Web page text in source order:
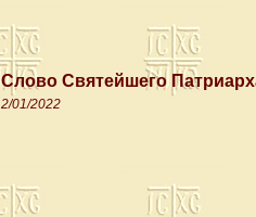
Слово Святейшего
2/01/2022